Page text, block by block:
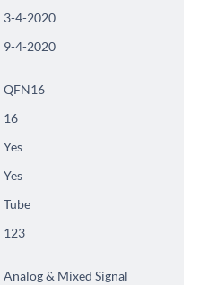
3-4-2020
9-4-2020
QFN16
16
Yes
Yes
Tube
123
Analog & Mixed Signal